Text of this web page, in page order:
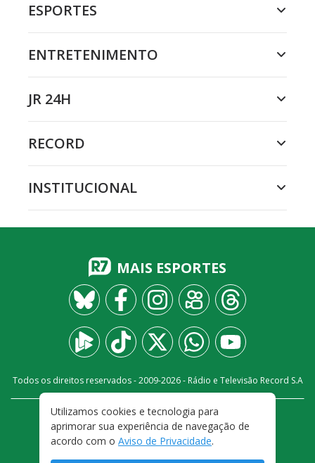
ESPORTES
ENTRETENIMENTO
JR 24H
RECORD
INSTITUCIONAL
MAIS ESPORTES
Todos os direitos reservados - 2009-2026- Rádio e Televisão Record S.A
FALE CONOSCO
PRIVACIDADE
TERMOS E CONDIÇÕES DE USO
Utilizamos cookies e tecnologia para
aprimorar sua experiência de navegação de
acordo com o Aviso de Privacidade.